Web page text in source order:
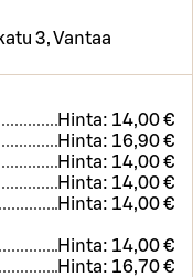
3,Vantaa
Hinta: 14,00 €
Hinta: 16,90 €
Hinta: 14,00 €
Hinta: 14,00 €
Hinta: 14,00 €
Hinta: 14,00 €
Hinta: 16,70 €